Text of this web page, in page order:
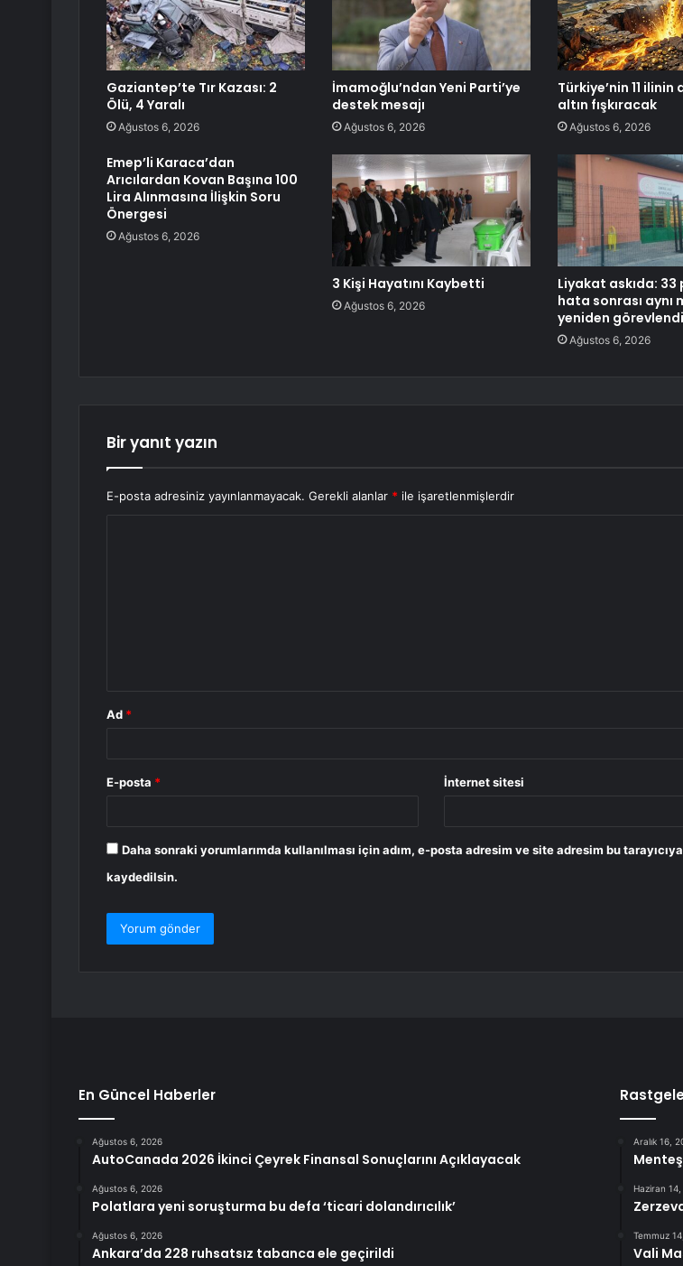
Gaziantep’te Tır Kazası: 2
Ölü, 4 Yaralı
Ağustos 6, 2026
İmamoğlu’ndan Yeni Parti’ye
destek mesajı
Ağustos 6, 2026
Türkiye’nin 11 ilinin
altın fışkıracak
Ağustos 6, 2026
Emep’li Karaca’dan
Arıcılardan Kovan Başına 100
Lira Alınmasına İlişkin Soru
Önergesi
Ağustos 6, 2026
3 Kişi Hayatını Kaybetti
Ağustos 6, 2026
Liyakat askıda: 33
hata sonrası aynı
yeniden
Ağustos 6, 2026
Bir yanıt yazın
E-posta adresiniz yayınlanmayacak. Gerekli alanlar * ile işaretlenmişlerdir
Ad *
E-posta * İnternet sitesi
Daha sonraki yorumlarımda kullanılması için adım, e-posta adresim ve site adresim bu tarayıcıya
kaydedilsin.
En Güncel Haberler
Ağustos 6, 2026
AutoCanada 2026 İkinci Çeyrek Finansal Sonuçlarını Açıklayacak
Ağustos 6, 2026
Polatlara yeni soruşturma bu defa ‘ticari dolandırıcılık’
Ağustos 6, 2026
Ankara’da 228 ruhsatsız tabanca ele geçirildi
Aralık 16,
Haziran
Temmuz
Vali